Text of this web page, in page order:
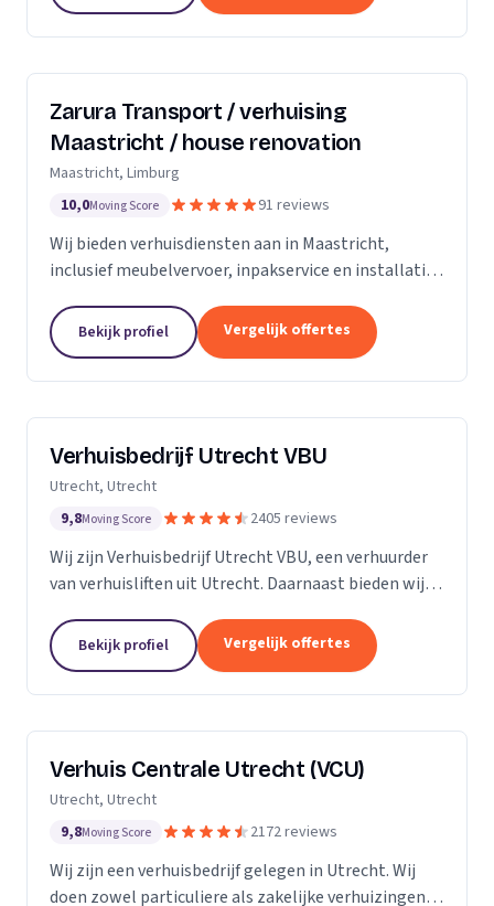
Zarura Transport / verhuising
Maastricht / house renovation
Maastricht, Limburg
10,0Moving Score 91 reviews
Wij bieden verhuisdiensten aan in Maastricht,
inclusief meubelvervoer, inpakservice en installatie
Bekijk profiel Vergelijk offertes
Verhuisbedrijf Utrecht VBU
Utrecht, Utrecht
9,8Moving Score 2405 reviews
Wij zijn Verhuisbedrijf Utrecht VBU, een verhuurder
van verhuisliften uit Utrecht. Daarnaast bieden wij
Bekijk profiel Vergelijk offertes
Verhuis Centrale Utrecht (VCU)
Utrecht, Utrecht
9,8Moving Score 2172 reviews
Wij zijn een verhuisbedrijf gelegen in Utrecht. Wij
doen zowel particuliere als zakelijke verhuizingen.